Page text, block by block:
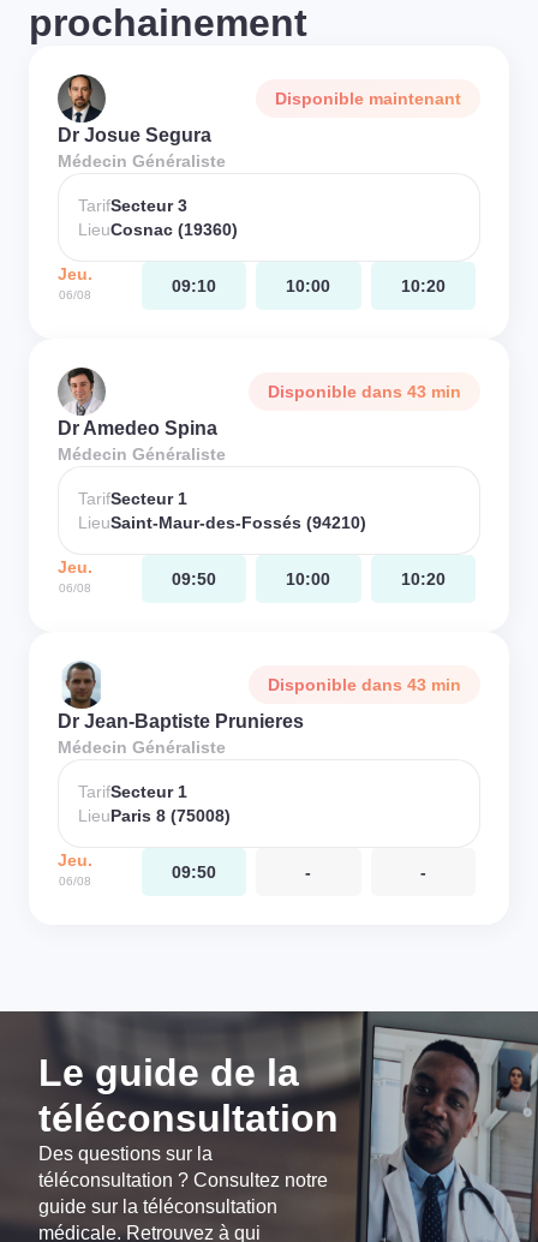
prochainement
Disponible maintenant
Dr Josue Segura
Médecin Généraliste
TarifSecteur 3
LieuCosnac (19360)
Jeu.
06/08 09:10 10:00 10:20
Disponible dans 43 min
Dr Amedeo Spina
Médecin Généraliste
TarifSecteur 1
LieuSaint-Maur-des-Fossés (94210)
Jeu.
06/08 09:50 10:00 10:20
Disponible dans 43 min
Dr Jean-Baptiste Prunieres
Médecin Généraliste
TarifSecteur 1
LieuParis 8 (75008)
Jeu.
06/08 09:50 - -
Le guide de la
téléconsultation
Des questions sur la
téléconsultation ? Consultez notre
guide sur la téléconsultation
médicale. Retrouvez à qui